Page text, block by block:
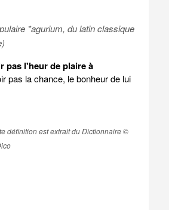
*agurium, du latin classique
pas l'heur de plaire à
pas la chance, le bonheur de lui
définition est extrait du Dictionnaire ©